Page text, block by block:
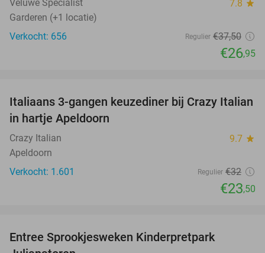
Veluwe Specialist 7.8 star
Garderen (+1 locatie)
Verkocht: 656
Regulier €37,50
€26,95
27%
Italiaans 3-gangen keuzediner bij Crazy Italian
in hartje Apeldoorn
Crazy Italian 9.7 star
Apeldoorn
Verkocht: 1.601
Regulier €32
€23,50
Entree Sprookjesweken Kinderpretpark